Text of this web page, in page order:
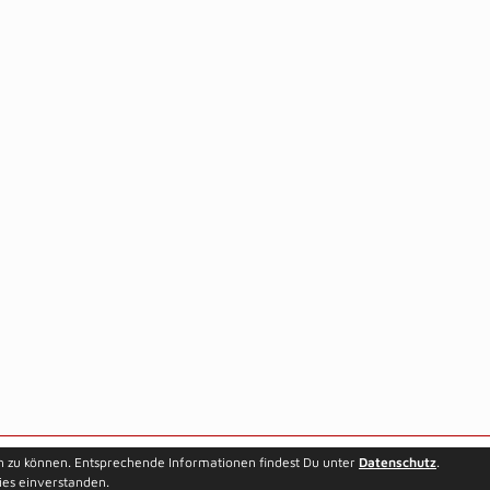
können. Entsprechende Informationen findest Du unter Datenschutz.
einverstanden.